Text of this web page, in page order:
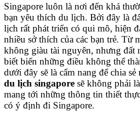
Singapore luôn là nơi đến khá
bạn yêu thích du lịch. Bởi đây là
lịch rất phát triển có qui mô, hiện
nhiều sở thích của các bạn trẻ. Từ
không giàu tài nguyên, nhưng đất
biết biến những điều không thể
dưới đây sẽ là cẩm nang để chia sẻ
du lịch singapore sẽ không phải
mang tới những thông tin thiết
có ý định đi Singapore.